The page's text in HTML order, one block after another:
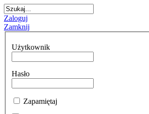
Zaloguj
Zamknij
Użytkownik
Hasło
Zapamiętaj